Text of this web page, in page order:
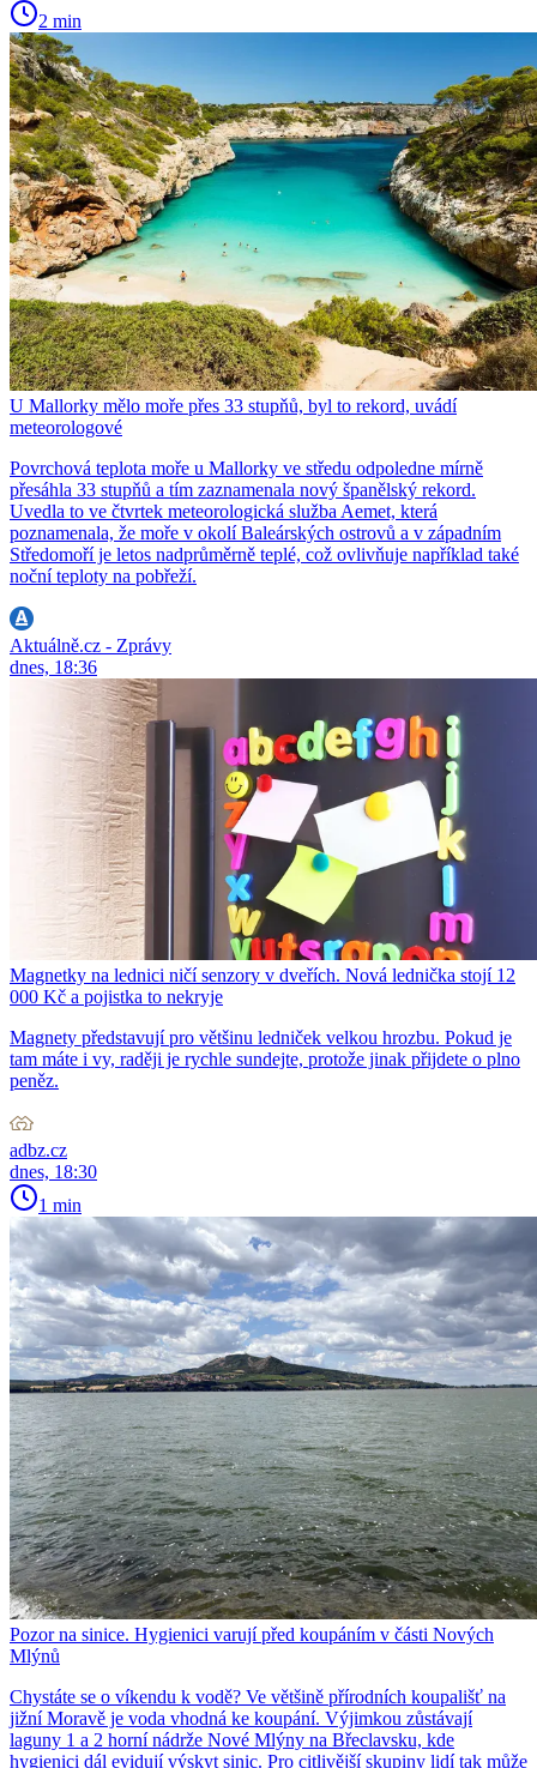
2 min
U Mallorky mělo moře přes 33 stupňů, byl to rekord, uvádí
meteorologové
Povrchová teplota moře u Mallorky ve středu odpoledne mírně
přesáhla 33 stupňů a tím zaznamenala nový španělský rekord.
Uvedla to ve čtvrtek meteorologická služba Aemet, která
poznamenala, že moře v okolí Baleárských ostrovů a v západním
Středomoří je letos nadprůměrně teplé, což ovlivňuje například také
noční teploty na pobřeží.
Aktuálně.cz - Zprávy
dnes, 18:36
Magnetky na lednici ničí senzory v dveřích. Nová lednička stojí 12
000 Kč a pojistka to nekryje
Magnety představují pro většinu ledniček velkou hrozbu. Pokud je
tam máte i vy, raději je rychle sundejte, protože jinak přijdete o plno
peněz.
adbz.cz
dnes, 18:30
1 min
Pozor na sinice. Hygienici varují před koupáním v části Nových
Mlýnů
Chystáte se o víkendu k vodě? Ve většině přírodních koupališť na
jižní Moravě je voda vhodná ke koupání. Výjimkou zůstávají
laguny 1 a 2 horní nádrže Nové Mlýny na Břeclavsku, kde
hygienici dál evidují výskyt sinic. Pro citlivější skupiny lidí tak může